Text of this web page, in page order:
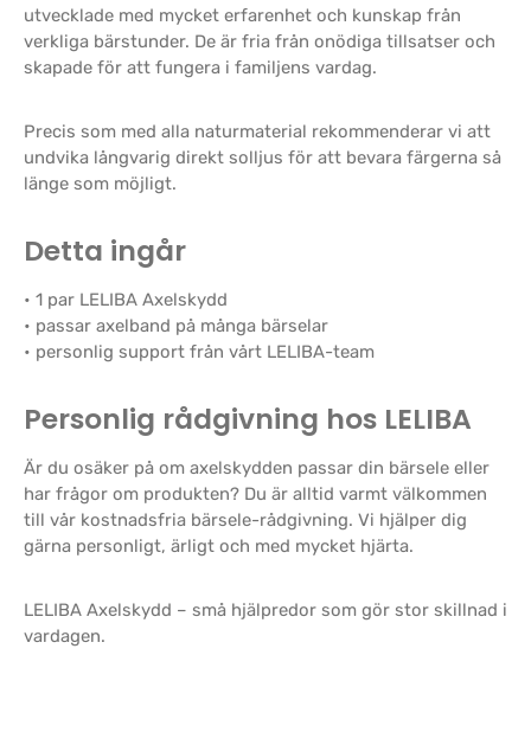
utvecklade med mycket erfarenhet och kunskap från
verkliga bärstunder. De är fria från onödiga tillsatser och
skapade för att fungera i familjens vardag.
Precis som med alla naturmaterial rekommenderar vi att
undvika långvarig direkt solljus för att bevara färgerna så
länge som möjligt.
Detta ingår
• 1 par LELIBA Axelskydd
• passar axelband på många bärselar
• personlig support från vårt LELIBA-team
Personlig rådgivning hos LELIBA
Är du osäker på om axelskydden passar din bärsele eller
har frågor om produkten? Du är alltid varmt välkommen
till vår kostnadsfria bärsele-rådgivning. Vi hjälper dig
gärna personligt, ärligt och med mycket hjärta.
LELIBA Axelskydd – små hjälpredor som gör stor skillnad i
vardagen.